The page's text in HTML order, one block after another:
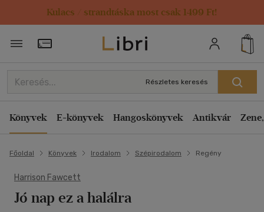
Kulacs / strandtáska most csak 1499 Ft!
Törzsvásárlói Kártya adatai
Részletes keresés
Könyvek E-könyvek Hangoskönyvek Antikvár
Főoldal Könyvek Irodalom Szépirodalom Regény
Harrison Fawcett
Jó nap ez a halálra